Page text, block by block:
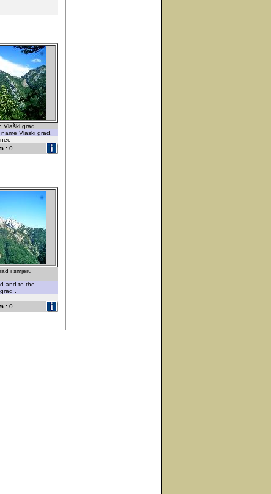
Vlaški grad.
Vlaski grad.
: 0
i smjeru
and to the
.
: 0